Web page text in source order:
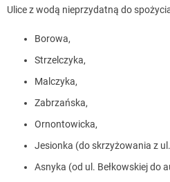
Ulice z wodą nieprzydatną do
Borowa,
Strzelczyka,
Malczyka,
Zabrzańska,
Ornontowicka,
Jesionka (do skrzyżowania z
Asnyka (od ul. Bełkowskiej do